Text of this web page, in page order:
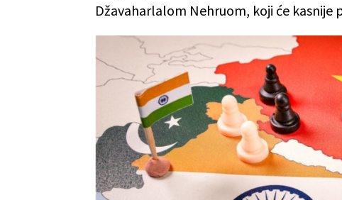
Džavaharlalom Nehruom, koji će